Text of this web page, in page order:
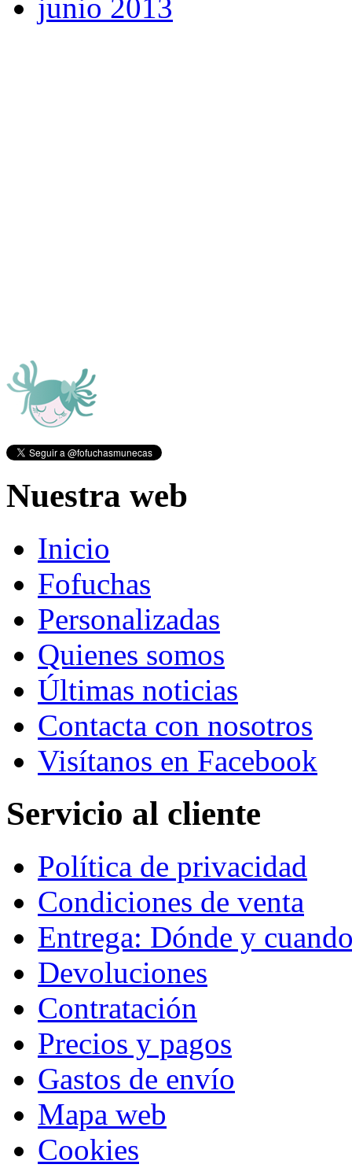
junio 2013
Nuestra web
Inicio
Fofuchas
Personalizadas
Quienes somos
Últimas noticias
Contacta con nosotros
Visítanos en Facebook
Servicio al cliente
Política de privacidad
Condiciones de venta
Entrega: Dónde y
Devoluciones
Contratación
Precios y pagos
Gastos de envío
Mapa web
Cookies